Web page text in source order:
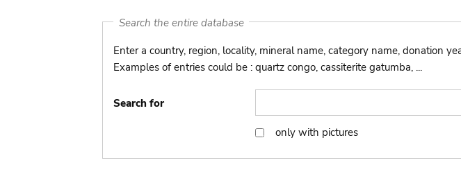
Search the entire database
Enter a country, region, locality, mineral name, category name, donation
Examples of entries could be : quartz congo, cassiterite gatumba, ...
Search for
only
only with pictures